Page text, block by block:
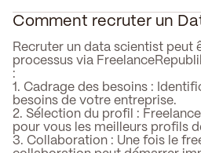
Comment recruter un
Recruter un data scientist peut
processus via
:
1. Cadrage des besoins :
besoins de votre entreprise.
2. Sélection du profil :
pour vous les meilleurs profils
3. Collaboration : Une fois le